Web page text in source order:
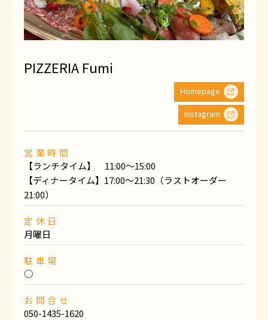
PIZZERIA Fumi
Homepage
Instagram
営業時間
【ランチタイム】 11:00〜15:00
【ディナータイム】17:00〜21:30（ラストオーダー
21:00）
定休日
月曜日
駐車場
○
お問合せ
050-1435-1620